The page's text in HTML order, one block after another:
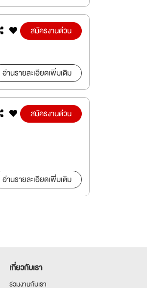
สมัครงานด่วน
อ่านรายละเอียดเพิ่มเติม
สมัครงานด่วน
อ่านรายละเอียดเพิ่มเติม
เกี่ยวกับเรา
ร่วมงานกับเรา